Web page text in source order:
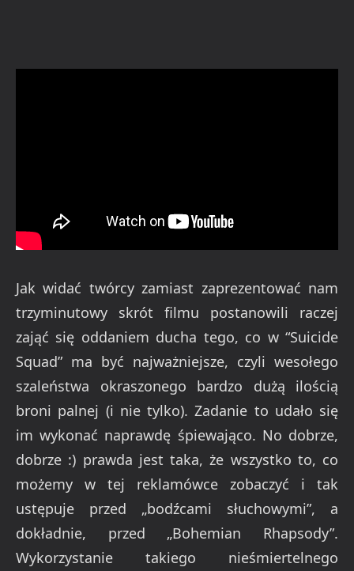
Jak widać twórcy zamiast zaprezentować nam
trzyminutowy skrót filmu postanowili raczej
zająć się oddaniem ducha tego, co w “Suicide
Squad” ma być najważniejsze, czyli wesołego
szaleństwa okraszonego bardzo dużą ilością
broni palnej (i nie tylko). Zadanie to udało się
im wykonać naprawdę śpiewająco. No dobrze,
dobrze :) prawda jest taka, że wszystko to, co
możemy w tej reklamówce zobaczyć i tak
ustępuje przed „bodźcami słuchowymi”, a
dokładnie, przed „Bohemian Rhapsody”.
Wykorzystanie takiego nieśmiertelnego